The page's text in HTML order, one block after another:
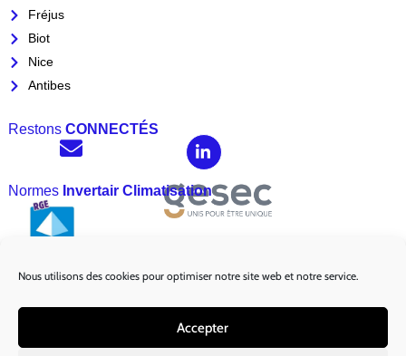
Nous utilisons des cookies pour optimiser notre site web et notre service.
Accepter
Fréjus
Biot
Nice
Antibes
Restons CONNECTÉS
Normes Invertair Climatisation
MarquesPartenaires :